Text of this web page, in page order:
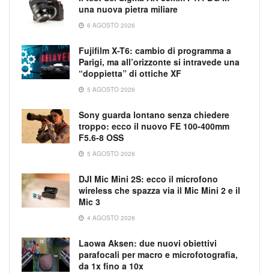
una nuova pietra miliare
6 AGOSTO 2026
Fujifilm X-T6: cambio di programma a
Parigi, ma all’orizzonte si intravede una
“doppietta” di ottiche XF
5 AGOSTO 2026
Sony guarda lontano senza chiedere
troppo: ecco il nuovo FE 100-400mm
F5.6-8 OSS
5 AGOSTO 2026
DJI Mic Mini 2S: ecco il microfono
wireless che spazza via il Mic Mini 2 e il
Mic 3
4 AGOSTO 2026
Laowa Aksen: due nuovi obiettivi
parafocali per macro e microfotografia,
da 1x fino a 10x